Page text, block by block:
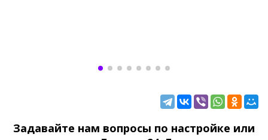
Задавайте нам вопросы по настройке или